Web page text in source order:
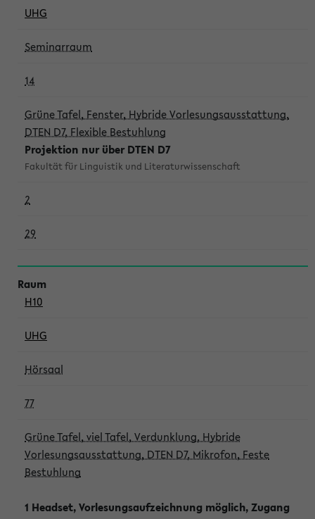
UHG
Seminarraum
14
Grüne Tafel, Fenster, Hybride Vorlesungsausstattung,
DTEN D7, Flexible Bestuhlung
Projektion nur über DTEN D7
Fakultät für Linguistik und Literaturwissenschaft
2
29
H10
UHG
Hörsaal
77
Grüne Tafel, viel Tafel, Verdunklung, Hybride
Vorlesungsausstattung, DTEN D7, Mikrofon, Feste
Bestuhlung
1 Headset, Vorlesungsaufzeichnung möglich, Zugang